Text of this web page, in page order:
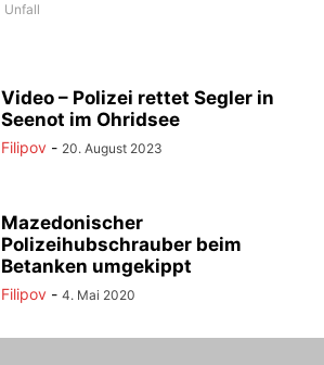
Unfall
Video – Polizei rettet Segler in
Seenot im Ohridsee
Filipov - 20. August 2023
Mazedonischer
Polizeihubschrauber beim
Betanken umgekippt
Filipov - 4. Mai 2020